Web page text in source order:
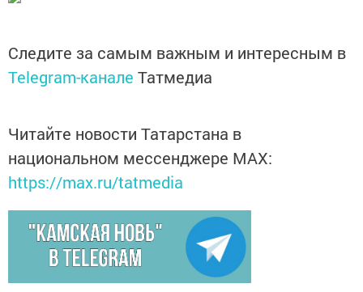
Следите за самым важным и интересным в
Telegram-канале Татмедиа
Читайте новости Татарстана в
национальном мессенджере MАХ:
https://max.ru/tatmedia